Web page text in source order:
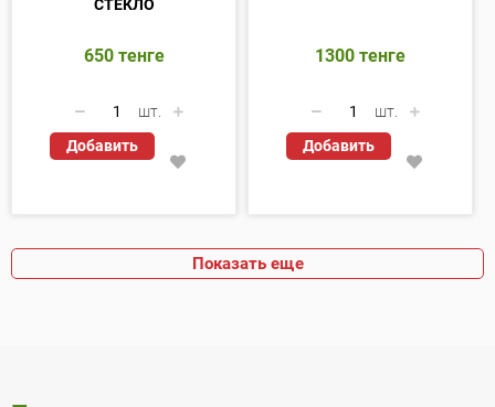
СТЕКЛО
650 тенге
шт.
Добавить
1300 тенге
шт.
Добавить
Показать еще